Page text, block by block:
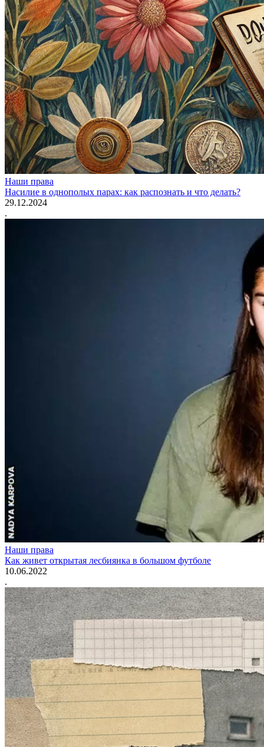
Наши права
Насилие в однополых парах: как распознать и что делать?
29.12.2024
.
Наши права
Как живет открытая лесбиянка в большом футболе
10.06.2022
.